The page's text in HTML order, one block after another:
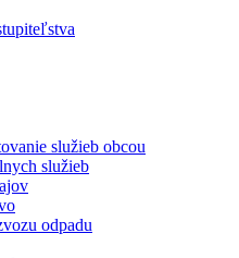
služieb obcou
služieb
odpadu